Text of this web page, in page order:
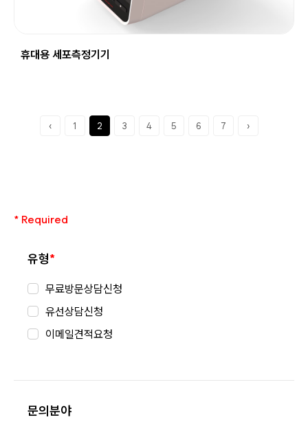
휴대용 세포측정기기
‹ 1 2 3 4 5 6 7 ›
* Required
유형*
무료방문상담신청
유선상담신청
이메일견적요청
문의분야
문의분야